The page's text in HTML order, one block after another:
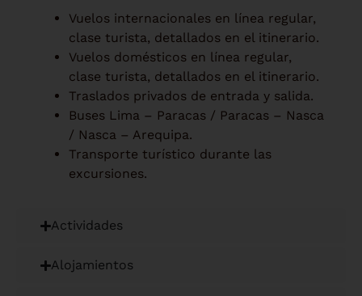
Vuelos internacionales en línea regular,
clase turista, detallados en el itinerario.
Vuelos domésticos en línea regular,
clase turista, detallados en el itinerario.
Traslados privados de entrada y salida.
Buses Lima – Paracas / Paracas – Nasca
/ Nasca – Arequipa.
Transporte turístico durante las
excursiones.
Actividades
Alojamientos